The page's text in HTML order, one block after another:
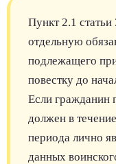
Пункт 2.1
отдельную
подлежащего
повестку до
Если гражданин
должен в
периода лично
данных